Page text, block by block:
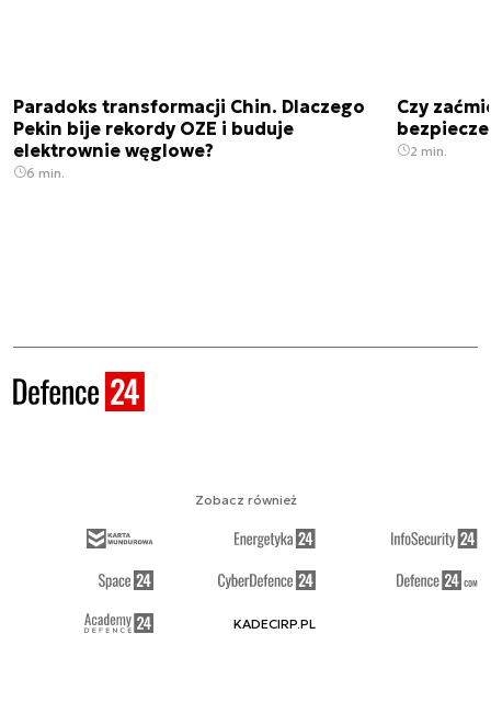
Paradoks transformacji Chin. Dlaczego
Pekin bije rekordy OZE i buduje
elektrownie węglowe?
6 min.
Czy
2 min.
Zobacz również
KADECIRP.PL